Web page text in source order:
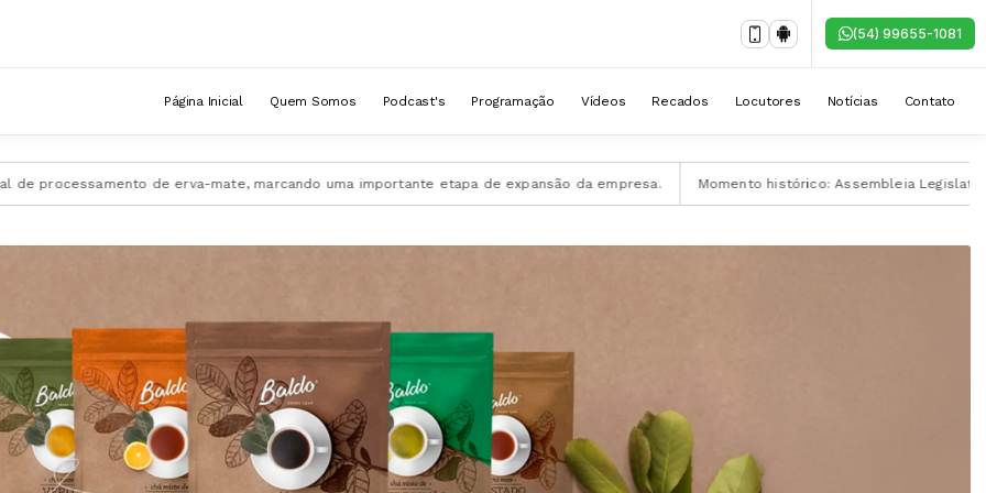
e violão
(54) 99655-1081
Página Inicial Quem Somos Podcast's Programação Vídeos Recados Locutores Notícias Contato
de erva-mate, marcando uma importante etapa de expansão da empresa. Momento histórico: Assembleia Legislativa sedia